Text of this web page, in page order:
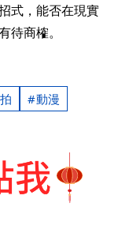
式，能否在現實
待商榷。
動漫